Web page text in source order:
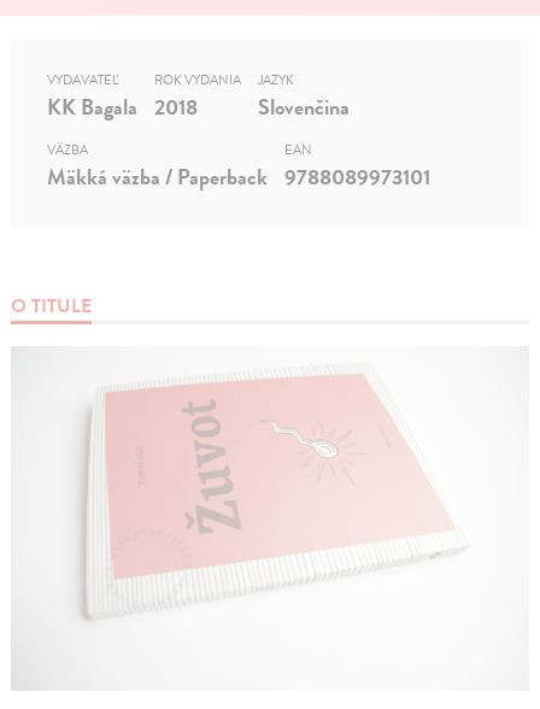
O TITULE
VYDAVATEĽ
KK Bagala
ROK VYDANIA
2018
JAZYK
Slovenčina
VÄZBA
Mäkká väzba / Paperback
EAN
9788089973101